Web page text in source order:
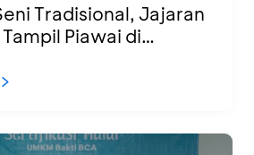
Tradisional, Jajaran
Piawai di